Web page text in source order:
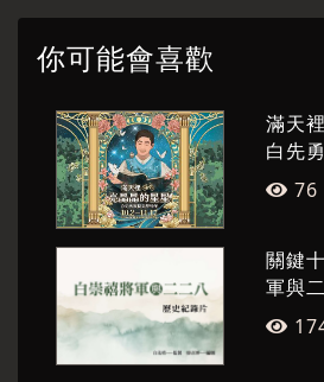
種創意實現藝文表現的新可
文學、藝術的關注與愛好，同
深厚的文化風景。
你可能會喜歡
滿天
白先
題座談
76
關鍵
軍與